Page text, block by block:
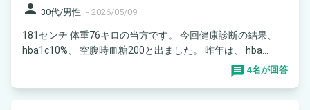
person 30代/男性 - 2026/05/09
181センチ 体重76キロの当方です。 今回健康診断の結果、
hba1c10%、 空腹時血糖200と出ました。 昨年は、 hba...
4名が回答